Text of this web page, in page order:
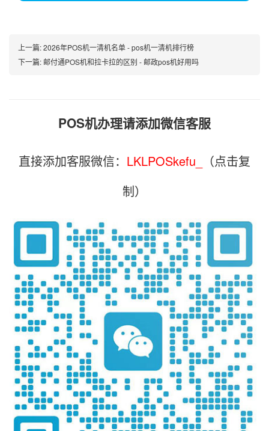
上一篇:2026年POS机一清机名单 - pos机一清机排行榜
下一篇: 邮付通POS机和拉卡拉的区别 - 邮政pos机好用吗
POS机办理请添加微信客服
直接添加客服微信： LKLPOSkefu_
（点击复
制）